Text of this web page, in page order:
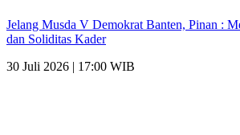
Jelang Musda V Demokrat Banten, Pinan :
dan Soliditas Kader
30 Juli 2026 | 17:00 WIB